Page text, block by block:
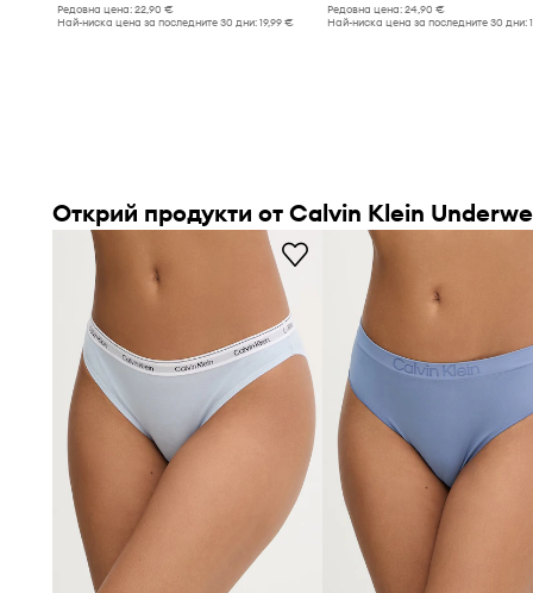
Редовна цена: 22,90 €
Най-ниска цена за последните 30 дни: 19,99 €
Редовна цена:24,90 €
Най-ниска цена за последните 30 дни:
Открий продукти от Calvin Klein